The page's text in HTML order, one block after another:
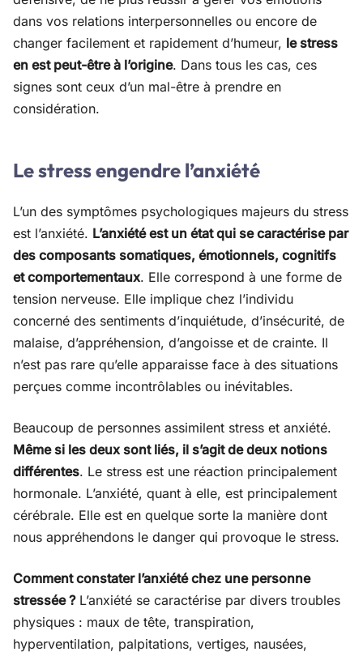
dans vos relations interpersonnelles ou encore de
changer facilement et rapidement d’humeur, le stress
en est peut-être à l’origine. Dans tous les cas, ces
signes sont ceux d’un mal-être à prendre en
considération.
Le stress engendre l’anxiété
L’un des symptômes psychologiques majeurs du stress
est l’anxiété. L’anxiété est un état qui se caractérise par
des composants somatiques, émotionnels, cognitifs
et comportementaux. Elle correspond à une forme de
tension nerveuse. Elle implique chez l’individu
concerné des sentiments d’inquiétude, d’insécurité, de
malaise, d’appréhension, d’angoisse et de crainte. Il
n’est pas rare qu’elle apparaisse face à des situations
perçues comme incontrôlables ou inévitables.
Beaucoup de personnes assimilent stress et anxiété.
Même si les deux sont liés, il s’agit de deux notions
différentes. Le stress est une réaction principalement
hormonale. L’anxiété, quant à elle, est principalement
cérébrale. Elle est en quelque sorte la manière dont
nous appréhendons le danger qui provoque le stress.
Comment constater l’anxiété chez une personne
stressée ?L’anxiété se caractérise par divers troubles
physiques : maux de tête, transpiration,
hyperventilation, palpitations, vertiges, nausées,